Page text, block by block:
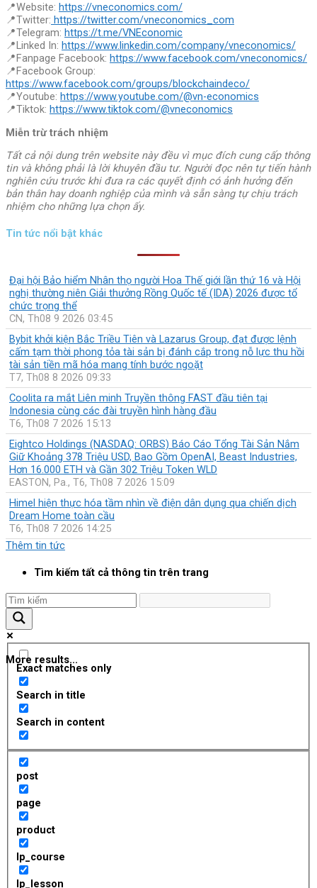
📍Website: https://vneconomics.com/
📍Twitter: https://twitter.com/vneconomics_com
📍Telegram: https://t.me/VNEconomic
📍Linked In: https://www.linkedin.com/company/vneconomics/
📍Fanpage Facebook: https://www.facebook.com/vneconomics/
📍Facebook Group:
https://www.facebook.com/groups/blockchaindeco/
📍Youtube: https://www.youtube.com/@vn-economics
📍Tiktok: https://www.tiktok.com/@vneconomics
Miễn trừ trách nhiệm
Tất cả nội dung trên website này đều vì mục đích cung cấp thông
tin và không phải là lời khuyên đầu tư. Người đọc nên tự tiến hành
nghiên cứu trước khi đưa ra các quyết định có ảnh hưởng đến
bản thân hay doanh nghiệp của mình và sẵn sàng tự chịu trách
nhiệm cho những lựa chọn ấy.
Tin tức nổi bật khác
Đại hội Bảo hiểm Nhân thọ người Hoa Thế giới lần thứ 16 và Hội
nghị thường niên Giải thưởng Rồng Quốc tế (IDA) 2026 được tổ
chức trọng thể
CN, Th08 9 2026 03:45
Bybit khởi kiện Bắc Triều Tiên và Lazarus Group, đạt được lệnh
cấm tạm thời phong tỏa tài sản bị đánh cắp trong nỗ lực thu hồi
tài sản tiền mã hóa mang tính bước ngoặt
T7, Th08 8 2026 09:33
Coolita ra mắt Liên minh Truyền thông FAST đầu tiên tại
Indonesia cùng các đài truyền hình hàng đầu
T6, Th08 7 2026 15:13
Eightco Holdings (NASDAQ: ORBS) Báo Cáo Tổng Tài Sản Nắm
Giữ Khoảng 378 Triệu USD, Bao Gồm OpenAI, Beast Industries,
Hơn 16.000 ETH và Gần 302 Triệu Token WLD
EASTON, Pa., T6, Th08 7 2026 15:09
Himel hiện thực hóa tầm nhìn về điện dân dụng qua chiến dịch
Dream Home toàn cầu
T6, Th08 7 2026 14:25
Thêm tin tức
Tìm kiếm tất cả thông tin trên trang
More results...
Exact matches only
Search in title
Search in content
post
page
product
lp_course
lp_lesson